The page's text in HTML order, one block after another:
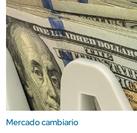
Mercado cambiario